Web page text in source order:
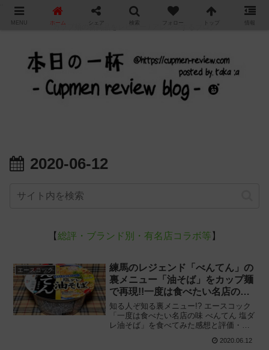
カップ麺の新商品をレビュー / アレンジするブログ
2020-06-12
【総評・ブランド別・有名店コラボ等 】
エースコック
練馬のレジェンド「べんてん」の
裏メニュー「油そば」をカップ麺
で再現!!一度は食べたい名店の味
をエースコックがアレンジ
知る人ぞ知る裏メニュー!? エースコック
「一度は食べたい名店の味 べんてん 塩ダ
レ油そば」を食べてみた感想と評価・レ
華そば べんてん” 監修カップ麺の第3弾は
2020.06.12
MENU ホーム シェア 検索 フォロー トップ 情報